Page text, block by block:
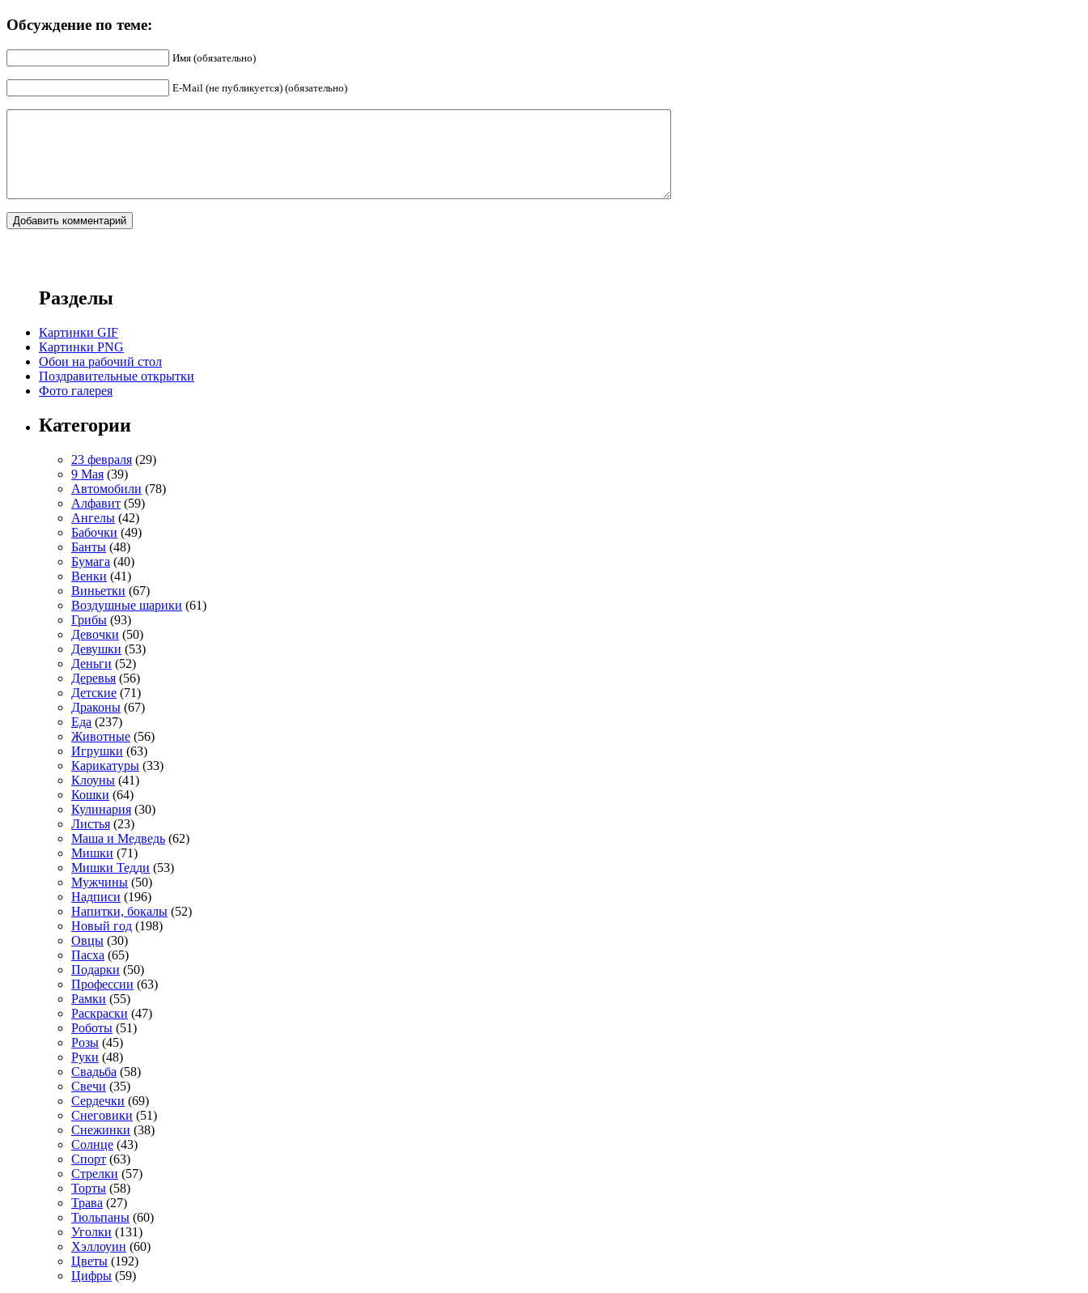
Обсуждение по теме:
Имя (обязательно)
E-Mail (не публикуется) (обязательно)
Разделы
Картинки GIF
Картинки PNG
Обои на рабочий стол
Поздравительные открытки
Фото галерея
Категории
23 февраля (29)
9 Мая (39)
Автомобили (78)
Алфавит (59)
Ангелы (42)
Бабочки (49)
Банты (48)
Бумага (40)
Венки (41)
Виньетки (67)
Воздушные шарики (61)
Грибы (93)
Девочки (50)
Девушки (53)
Деньги (52)
Деревья (56)
Детские (71)
Драконы (67)
Еда (237)
Животные (56)
Игрушки (63)
Карикатуры (33)
Клоуны (41)
Кошки (64)
Кулинария (30)
Листья (23)
Маша и Медведь (62)
Мишки (71)
Мишки Тедди (53)
Мужчины (50)
Надписи (196)
Напитки, бокалы (52)
Новый год (198)
Овцы (30)
Пасха (65)
Подарки (50)
Профессии (63)
Рамки (55)
Раскраски (47)
Роботы (51)
Розы (45)
Руки (48)
Свадьба (58)
Свечи (35)
Сердечки (69)
Снеговики (51)
Снежинки (38)
Солнце (43)
Спорт (63)
Стрелки (57)
Торты (58)
Трава (27)
Тюльпаны (60)
Уголки (131)
Хэллоуин (60)
Цветы (192)
Цифры (59)